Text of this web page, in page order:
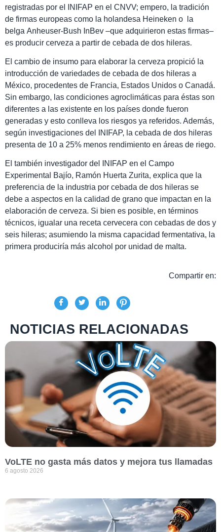
registradas por el INIFAP en el CNVV; empero, l a tradición
de firmas europeas como la holandesa Heineken o la
belga Anheuser-Bush InBev –que adquirieron estas firmas–
es producir cerveza a partir de cebada de dos hileras.
El cambio de insumo para elaborar la cerveza propició la
introducción de variedades de cebada de dos hileras a
México, procedentes de Francia, Estados Unidos o Canadá.
Sin embargo, las condiciones agroclimáticas para éstas son
diferentes a las existente en los países donde fueron
generadas y esto conlleva los riesgos ya referidos. Además,
según investigaciones del INIFAP, la cebada de dos hileras
presenta de 10 a 25% menos rendimiento en áreas de riego.
El también investigador del INIFAP en el Campo
Experimental Bajío, Ramón Huerta Zurita, explica que la
preferencia de la industria por cebada de dos hileras se
debe a aspectos en la calidad de grano que impactan en la
elaboración de cerveza. Si bien es posible, en términos
técnicos, igualar una receta cervecera con cebadas de dos y
seis hileras; asumiendo la misma capacidad fermentativa, la
primera produciría más alcohol por unidad de malta.
Compartir en:
NOTICIAS RELACIONADAS
VoLTE no gasta más datos y mejora tus llamadas
6 agosto 2026